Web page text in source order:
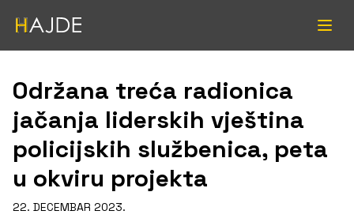
Održana treća radionica
jačanja liderskih vještina
policijskih službenica, peta
u okviru projekta
22. DECEMBAR 2023.